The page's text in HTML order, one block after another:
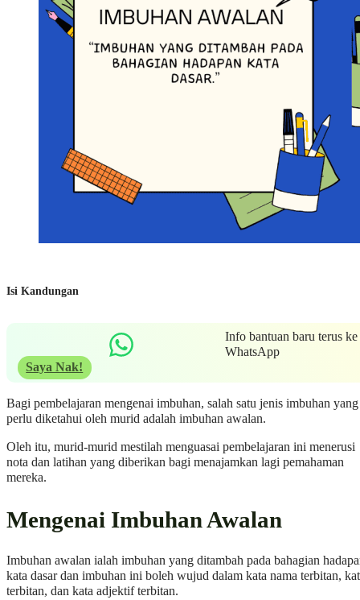
Isi Kandungan
Info bantuan baru terus ke
WhatsApp
Saya Nak!
Bagi pembelajaran mengenai imbuhan, salah satu jenis imbuhan yang
perlu diketahui oleh murid adalah imbuhan awalan.
Oleh itu, murid-murid mestilah menguasai pembelajaran ini menerusi
nota dan latihan yang diberikan bagi menajamkan lagi pemahaman
mereka.
Mengenai Imbuhan Awalan
Imbuhan awalan ialah imbuhan yang ditambah pada bahagian
kata dasar dan imbuhan ini boleh wujud dalam kata nama terbitan,
terbitan, dan kata adjektif terbitan.